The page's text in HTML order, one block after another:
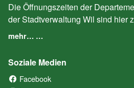
Die Öffnungszeiten der
der Stadtverwaltung Wil sind hier
mehr… …
Soziale Medien
Facebook